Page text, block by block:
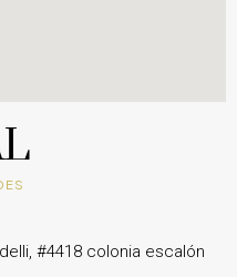
#4418 colonia escalón